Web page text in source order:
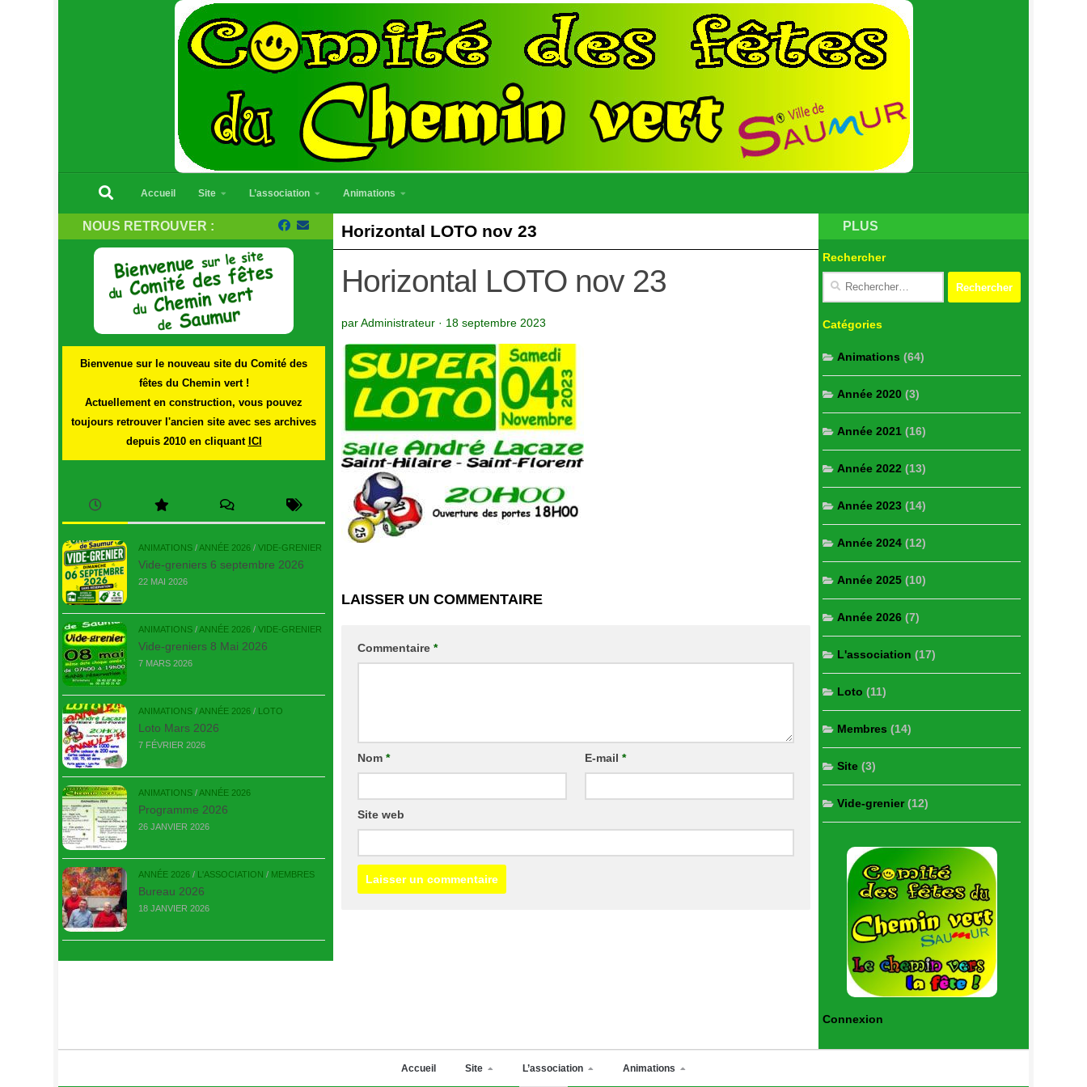
Accueil Site L’association Animations
Horizontal LOTO nov 23
Horizontal LOTO nov 23
parAdministrateur · 18 septembre 2023
LAISSER UN COMMENTAIRE
Commentaire *
Nom * E-mail *
Site web
NOUS RETROUVER :
Bienvenue sur le nouveau site du Comité des
fêtes du Chemin vert !
Actuellement en construction, vous pouvez
toujours retrouver l'ancien site avec ses archives
depuis 2010 en cliquant ICI
ANIMATIONS /ANNÉE 2026 / VIDE-GRENIER
Vide-greniers 6 septembre 2026
22 MAI 2026
ANIMATIONS /ANNÉE 2026 / VIDE-GRENIER
Vide-greniers 8 Mai 2026
7 MARS 2026
ANIMATIONS /ANNÉE 2026 / LOTO
Loto Mars 2026
7 FÉVRIER 2026
ANIMATIONS /ANNÉE 2026
Programme 2026
26 JANVIER 2026
ANNÉE 2026 / L'ASSOCIATION / MEMBRES
Bureau 2026
18 JANVIER 2026
PLUS
Rechercher
Catégories
Animations (64)
Année 2020 (3)
Année 2021 (16)
Année 2022 (13)
Année 2023 (14)
Année 2024 (12)
Année 2025 (10)
Année 2026 (7)
L'association (17)
Loto (11)
Membres (14)
Site (3)
Vide-grenier(12)
Connexion
Accueil Site L’association Animations